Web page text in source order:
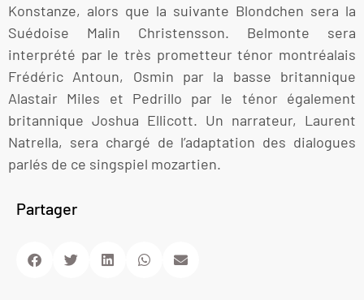
Konstanze, alors que la suivante Blondchen sera la
Suédoise Malin Christensson. Belmonte sera
interprété par le très prometteur ténor montréalais
Frédéric Antoun, Osmin par la basse britannique
Alastair Miles et Pedrillo par le ténor également
britannique Joshua Ellicott. Un narrateur, Laurent
Natrella, sera chargé de l’adaptation des dialogues
parlés de ce singspiel mozartien.
Partager